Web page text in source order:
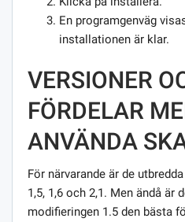
En programgenväg
installationen är klar.
VERSIONER
FÖRDELAR
ANVÄNDA
För närvarande är de
1,5, 1,6 och 2,1. Men ändå är
modifieringen 1.5 den bästa